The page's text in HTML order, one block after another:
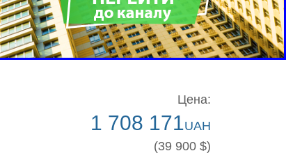
Цена:
1 708 171UAH
(39 900 $)